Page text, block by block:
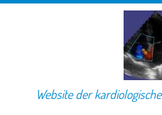
Website der